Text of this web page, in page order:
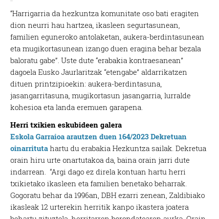
“Harrigarria da hezkuntza komunitate oso bati eragiten
dion neurri hau hartzea, ikasleen segurtasunean,
familien eguneroko antolaketan, aukera-berdintasunean
eta mugikortasunean izango duen eragina behar bezala
baloratu gabe”. Uste dute “erabakia kontraesanean”
dagoela Eusko Jaurlaritzak “etengabe” aldarrikatzen
dituen printzipioekin: aukera-berdintasuna,
jasangarritasuna, mugikortasun jasangarria, lurralde
kohesioa eta landa eremuen garapena.
Herri txikien eskubideen galera
Eskola Garraioa arautzen duen 164/2023 Dekretuan
oinarrituta hartu du erabakia Hezkuntza sailak. Dekretua
orain hiru urte onartutakoa da, baina orain jarri dute
indarrean. “Argi dago ez direla kontuan hartu herri
txikietako ikasleen eta familien benetako beharrak.
Gogoratu behar da 1996an, DBH ezarri zenean, Zaldibiako
ikasleak 12 urterekin herritik kanpo ikastera joatera